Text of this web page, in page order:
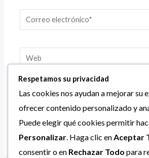
Correo
electrónico*
Web
Respetamos su privacidad
Las cookies nos ayudan a mejorar su
ofrecer contenido personalizado y
Puede elegir qué cookies permitir
Personalizar. Haga clic enAceptar
consentir o en Rechazar Todo para